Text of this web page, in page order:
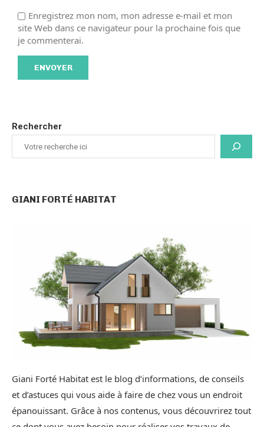
Enregistrez mon nom, mon adresse e-mail et mon
site Web dans ce navigateur pour la prochaine fois que
je commenterai.
Rechercher
GIANI FORTÉ HABITAT
Giani Forté Habitat est le blog d’informations, de conseils
et d’astuces qui vous aide à faire de chez vous un endroit
épanouissant. Grâce à nos contenus, vous découvrirez tout